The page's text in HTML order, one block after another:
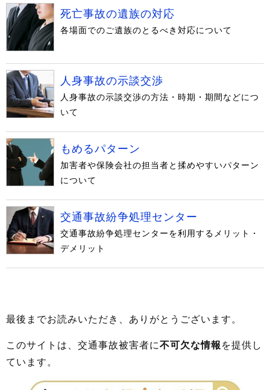
死亡事故の遺族の対応
各場面でのご遺族のとるべき対応について
人身事故の示談交渉
人身事故の示談交渉の方法・時期・期間などにつ
いて
もめるパターン
加害者や保険会社の担当者と揉めやすいパターン
について
交通事故紛争処理センター
交通事故紛争処理センターを利用するメリット・
デメリット
最後までお読みいただき、ありがとうございます。
このサイトは、交通事故被害者に不可欠な情報を提供し
ています。